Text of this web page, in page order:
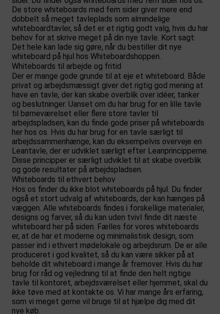
De store whiteboards med fem sider giver mere end
dobbelt så meget tavleplads som almindelige
whiteboardtavler, så det er et rigtig godt valg, hvis du har
behov for at skrive meget på din nye tavle. Kort sagt:
Det hele kan lade sig gøre, når du bestiller dit nye
whiteboard på hjul hos Whiteboardshoppen.
Whiteboards til arbejde og fritid
Der er mange gode grunde til at eje et whiteboard. Både
privat og arbejdsmæssigt giver det rigtig god mening at
have en tavle, der kan skabe overblik over idéer, tanker
og beslutninger. Uanset om du har brug for en lille tavle
til børneværelset eller flere store tavler til
arbejdspladsen, kan du finde gode priser på whiteboards
her hos os. Hvis du har brug for en tavle særligt til
arbejdssammenhænge, kan du eksempelvis overveje en
Leantavle, der er udviklet særligt efter Leanprincipperne.
Disse principper er særligt udviklet til at skabe overblik
og gode resultater på arbejdspladsen.
Whiteboards til ethvert behov
Hos os finder du ikke blot whiteboards på hjul. Du finder
også et stort udvalg af whiteboards, der kan hænges på
væggen. Alle whiteboards findes i forskellige materialer,
designs og farver, så du kan uden tvivl finde dit næste
whiteboard her på siden. Fælles for vores whiteboards
er, at de har et moderne og minimalistisk design, som
passer ind i ethvert mødelokale og arbejdsrum. De er alle
produceret i god kvalitet, så du kan være sikker på at
beholde dit whiteboard i mange år fremover. Hvis du har
brug for råd og vejledning til at finde den helt rigtige
tavle til kontoret, arbejdsværelset eller hjemmet, skal du
ikke tøve med at kontakte os. Vi har mange års erfaring,
som vi meget gerne vil bruge til at hjælpe dig med dit
nye køb.